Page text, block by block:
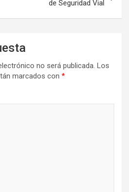
de Seguridad Vial
no será publicada. Los
marcados con *